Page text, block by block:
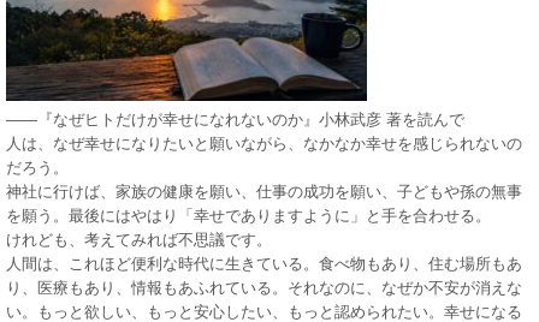
――『なぜヒトだけが幸せになれないのか』小林武彦 著を読んで
人は、なぜ幸せになりたいと願いながら、なかなか幸せを感じられないの
だろう。
神社に行けば、家族の健康を願い、仕事の成功を願い、子どもや孫の無事
を願う。最後にはやはり「幸せでありますように」と手を合わせる。
けれども、考えてみれば不思議です。
人間は、これほど便利な時代に生きている。食べ物もあり、住む場所もあ
り、医療もあり、情報もあふれている。それなのに、なぜか不安が消えな
い。もっと欲しい、もっと安心したい、もっと認められたい。幸せになる